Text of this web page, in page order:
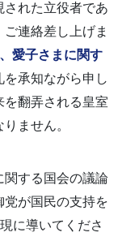
れた立役者であ
連絡差し上げま
愛子さまに関す
を承知ながら申し
を翻弄される皇室
ません。
関する国会の議論
党が国民の支持を
に導いてくださ